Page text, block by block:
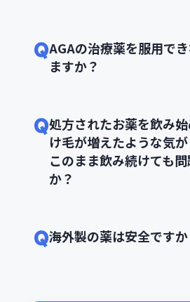
QAGAの治療薬を服用で
ますか？
Q処方されたお薬を飲み
け毛が増えたような気が
このまま飲み続けても
か？
Q海外製の薬は安全ですか